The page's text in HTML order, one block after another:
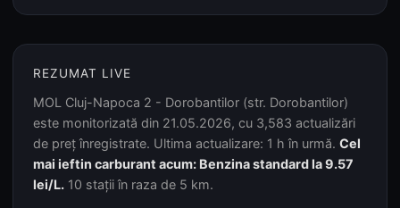
REZUMAT LIVE
MOL Cluj-Napoca 2 - Dorobantilor (str. Dorobantilor)
este monitorizată din 21.05.2026, cu 3,583 actualizări
de preț înregistrate. Ultima actualizare: 1 h în urmă. Cel
mai ieftin carburant acum: Benzina standard la 9.57
lei/L. 10 stații în raza de 5 km.